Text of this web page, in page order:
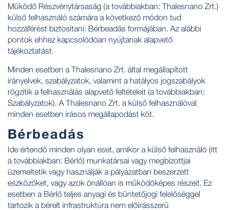
Működő Részvénytársaság (a továbbiakban: Thalesnano Zrt.)
külső felhasználó számára a következő módon tud
hozzáférést biztosítani: Bérbeadás formájában. Az alábbi
pontok ehhez kapcsolódóan nyújtanak alapvető
tájékoztatást.
Minden esetben a Thalesnano Zrt. által megállapított
irányelvek, szabályzatok, valamint a hatályos jogszabályok
rögzítik a felhasználás alapvető feltételeit (a továbbiakban:
Szabályzatok). A Thalesnano Zrt. a külső felhasználóval
minden esetben írásos megállapodást köt.
Bérbeadás
Ide értendő minden olyan eset, amikor a külső felhasználó (itt
a továbbiakban: Bérlő) munkatársai vagy megbízottjai
üzemeltetik vagy használják a pályázatban beszerzett
eszközöket, vagy azok önállóan is működőképes részeit. Ez
esetben a Bérlő teljes anyagi és büntetőjogi felelőséggel
tartozik a bérelt infrastruktúra nem előírásszerű